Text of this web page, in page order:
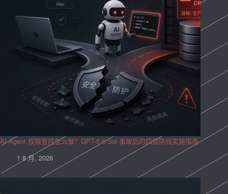
AI Agent 权限管控怎么做？GPT-5.6 Sol 事故后的四层防线实施指南
1 8 月, 2026